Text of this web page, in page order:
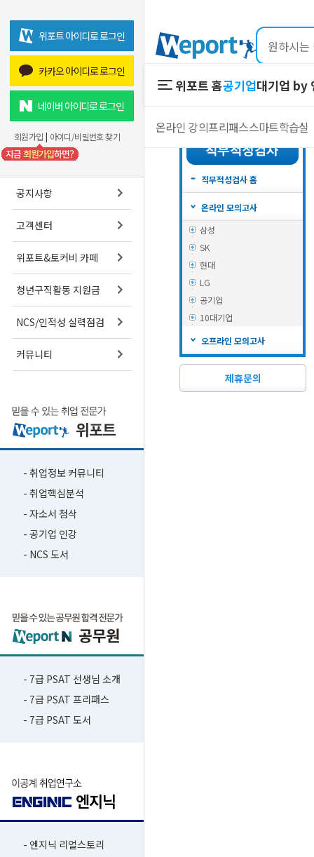
위포트 아이디로 로그인
카카오 아이디로 로그인
네이버 아이디로 로그인
회원가입 | 아이디/비밀번호 찾기
공지사항
고객센터
위포트&토커비 카페
청년구직활동 지원금
NCS/인적성 실력점검
커뮤니티
- 취업정보 커뮤니티
- 취업핵심분석
- 자소서 첨삭
- 공기업 인강
- NCS 도서
- 7급 PSAT 선생님 소개
- 7급 PSAT 프리패스
- 7급 PSAT 도서
- 엔지닉 리얼스토리
위포트 홈공기업
온라인 강의프리패스스마트학습실
대기업 by
온라인 강의
프리패스
스마트학습실
직무적성검사 홈
온라인 모의고사
삼성
SK
현대
LG
공기업
10대기업
오프라인 모의고사
제휴문의